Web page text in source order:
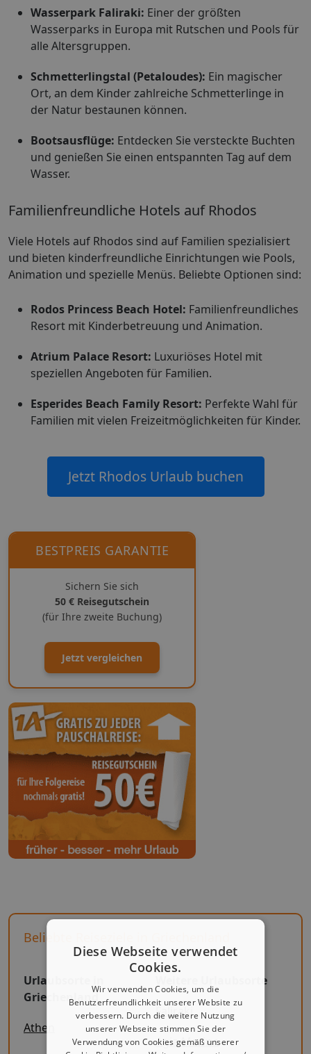
Wasserpark Faliraki: Einer der größten
Wasserparks in Europa mit Rutschen und Pools für
alle Altersgruppen.
Schmetterlingstal (Petaloudes): Ein magischer
Ort, an dem Kinder zahlreiche Schmetterlinge in
der Natur bestaunen können.
Bootsausflüge: Entdecken Sie versteckte Buchten
und genießen Sie einen entspannten Tag auf dem
Wasser.
Familienfreundliche Hotels auf Rhodos
Viele Hotels auf Rhodos sind auf Familien spezialisiert
und bieten kinderfreundliche Einrichtungen wie Pools,
Animation und spezielle Menüs. Beliebte Optionen sind:
Rodos Princess Beach Hotel: Familienfreundliches
Resort mit Kinderbetreuung und Animation.
Atrium Palace Resort: Luxuriöses Hotel mit
speziellen Angeboten für Familien.
Esperides Beach Family Resort: Perfekte Wahl für
Familien mit vielen Freizeitmöglichkeiten für Kinder.
Jetzt Rhodos Urlaub buchen
BESTPREIS GARANTIE
Sichern Sie sich
50 € Reisegutschein
(für Ihre zweite Buchung)
Jetzt vergleichen
Beliebte Reiseziele in Griechenland
Urlaubsorte in
Griechenland
Athen
Weitere Urlaubsorte
Faliraki
Agia Marina
Diese Webseite verwendet
Cookies.
Wir verwenden Cookies, um die
Benutzerfreundlichkeit unserer Website zu
verbessern. Durch die weitere Nutzung
unserer Webseite stimmen Sie der
Verwendung von Cookies gemäß unserer